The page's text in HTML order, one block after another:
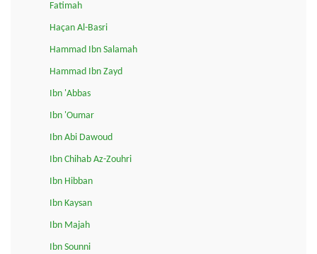
Fatimah
Haçan Al-Basri
Hammad Ibn Salamah
Hammad Ibn Zayd
Ibn 'Abbas
Ibn 'Oumar
Ibn Abi Dawoud
Ibn Chihab Az-Zouhri
Ibn Hibban
Ibn Kaysan
Ibn Majah
Ibn Sounni